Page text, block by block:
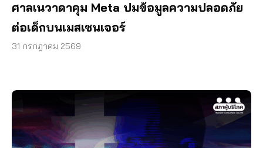
ศาลเนวาดาคุม Meta ปมข้อมูลความปลอดภัย
ต่อเด็กบนเมสเซนเจอร์
31 กรกฎาคม 2569